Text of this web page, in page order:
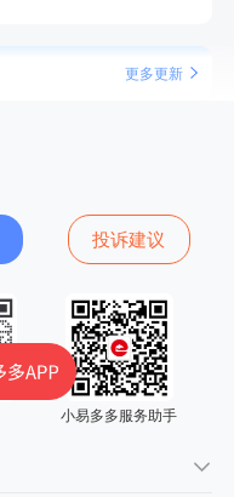
更多更新
投诉建议
小易多多服务助手